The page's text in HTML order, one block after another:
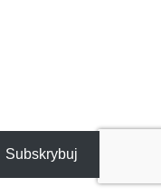
Subskrybuj